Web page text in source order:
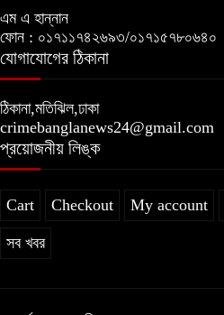
এম এ হান্নান
ফোন : ০১৭১১৭৪২৬৯৩/০১৭১৫৭৮০৬৪০
যোগাযোগের ঠিকানা
ঠিকানা,মতিঝিল,ঢাকা
crimebanglanews24@gmail.com
প্রয়োজনীয় লিঙ্ক
Cart Checkout My account
সব খবর